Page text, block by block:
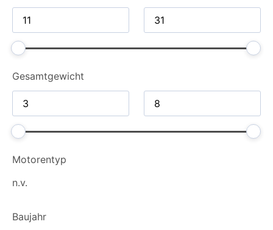
Gesamt­gewicht
Motorentyp
n.v.
Baujahr